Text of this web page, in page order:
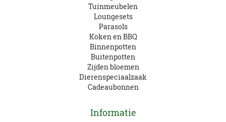
Tuinmeubelen
Loungesets
Parasols
Koken en BBQ
Binnenpotten
Buitenpotten
Zijden bloemen
Dierenspeciaalzaak
Cadeaubonnen
Informatie